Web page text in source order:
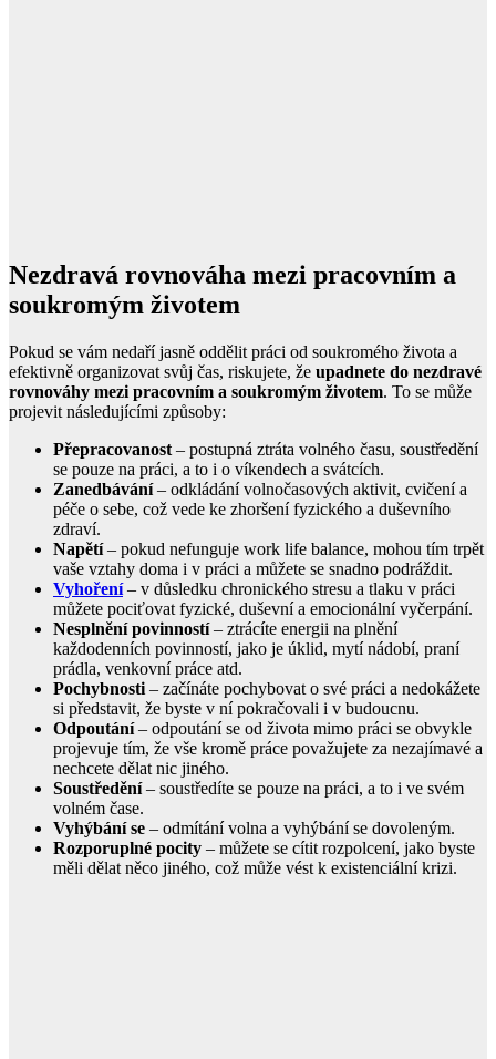
Nezdravá rovnováha mezi pracovním a
soukromým životem
Pokud se vám nedaří jasně oddělit práci od soukromého života a
efektivně organizovat svůj čas, riskujete, že upadnete do nezdravé
rovnováhy mezi pracovním a soukromým životem. To se může
projevit následujícími způsoby:
Přepracovanost – postupná ztráta volného času, soustředění
se pouze na práci, a to i o víkendech a svátcích.
Zanedbávání– odkládání volnočasových aktivit, cvičení a
péče o sebe, což vede ke zhoršení fyzického a duševního
zdraví.
Napětí– pokud nefunguje work life balance, mohou tím trpět
vaše vztahy doma i v práci a můžete se snadno podráždit.
Vyhoření– v důsledku chronického stresu a tlaku v práci
můžete pociťovat fyzické, duševní a emocionální vyčerpání.
Nesplnění povinností– ztrácíte energii na plnění
každodenních povinností, jako je úklid, mytí nádobí, praní
prádla, venkovní práce atd.
Pochybnosti – začínáte pochybovat o své práci a nedokážete
si představit, že byste v ní pokračovali i v budoucnu.
Odpoutání– odpoutání se od života mimo práci se obvykle
projevuje tím, že vše kromě práce považujete za nezajímavé a
nechcete dělat nic jiného.
Soustředění– soustředíte se pouze na práci, a to i ve svém
volném čase.
Vyhýbání se – odmítání volna a vyhýbání se dovoleným.
Rozporuplné pocity – můžete se cítit rozpolcení, jako byste
měli dělat něco jiného, což může vést k existenciální krizi.